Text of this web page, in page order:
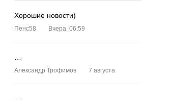
Хорошие новости)
Пенс58 Вчера, 06:59
Александр Трофимов 7 августа